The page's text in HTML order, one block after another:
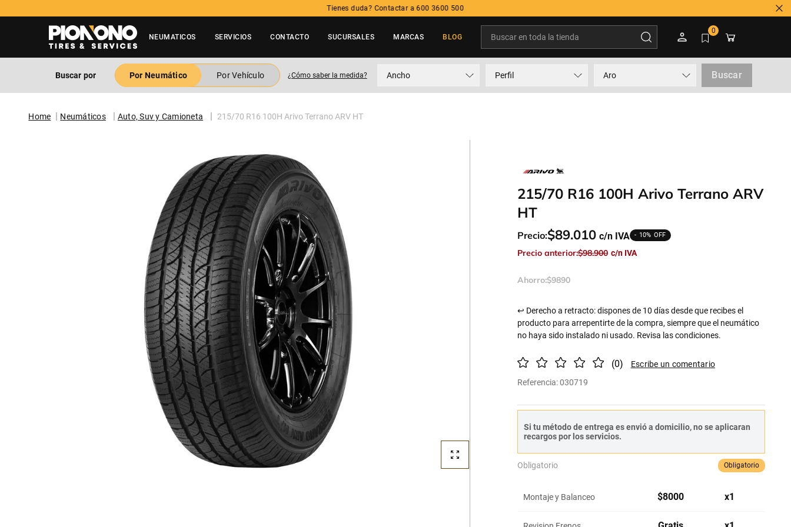
Tienes duda? Contactar a 600 3600 500
NEUMATICOS SERVICIOS CONTACTO SUCURSALES MARCAS BLOG
0
Buscar por Por Neumático Por Vehículo ¿Cómo saber la medida? Ancho Perfil Aro Buscar
Neumáticos Auto, Suv y Camioneta 215/70 R16 100H Arivo Terrano ARV HT
215/70 R16 100H Arivo Terrano ARV
HT
Precio:$89.010 10%
Precio anterior:$98.900
Ahorro:$9890
↩ Derecho a retracto: dispones de 10 días desde que recibes el
producto para arrepentirte de la compra, siempre que el neumático
no haya sido instalado ni usado. Revisa las condiciones.
(0)
Referencia:030719
Si tu método de entrega es envió a domicilio, no se aplicaran
recargos por los servicios.
Obligatorio Obligatorio
Montaje y Balanceo $8000 x1
TÉRMINOS MÁS BUSCADOS
. neumatico
3. 205
5. 235